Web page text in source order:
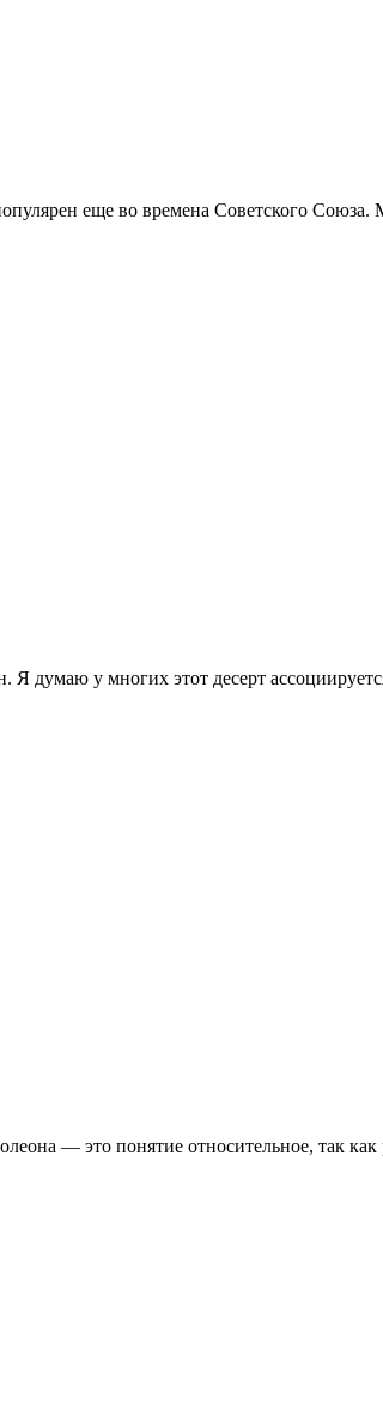
еще во времена Советского
Я думаю у многих этот десерт
— это понятие относительное, так